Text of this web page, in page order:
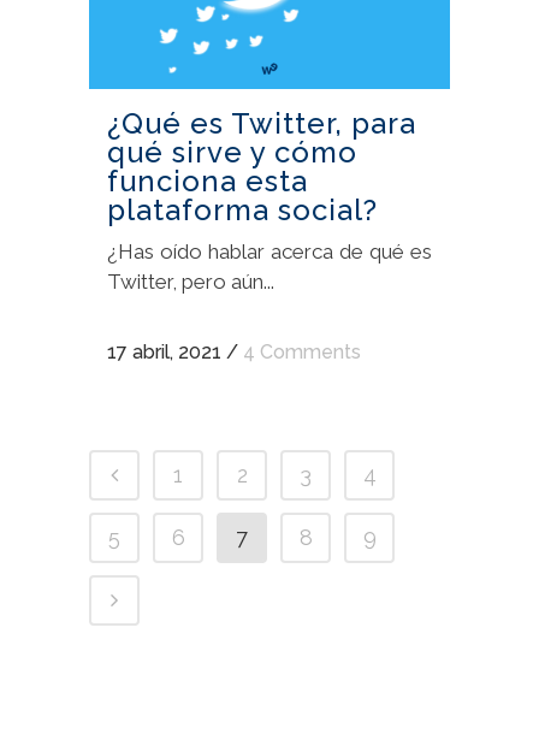
¿Qué es Twitter, para
qué sirve y cómo
funciona esta
plataforma social?
¿Has oído hablar acerca de qué es
Twitter, pero aún...
17 abril, 2021 / 4 Comments
1 2 3 4
5 6 7 8 9